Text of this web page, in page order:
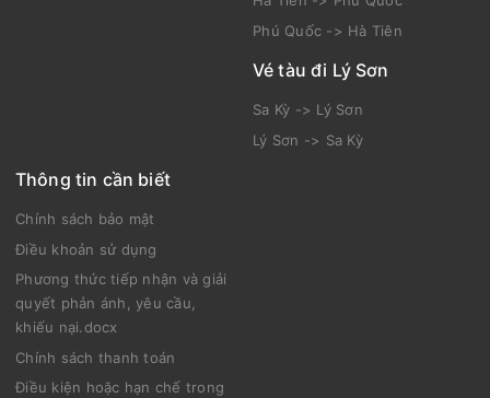
Phú Quốc -> Hà Tiên
Vé tàu đi Lý Sơn
Sa Kỳ -> Lý Sơn
Lý Sơn -> Sa Kỳ
Thông tin cần biết
Chính sách bảo mật
Điều khoản sử dụng
Phương thức tiếp nhận và giải
quyết phản ánh, yêu cầu,
khiếu nại.docx
Chính sách thanh toán
Điều kiện hoặc hạn chế trong